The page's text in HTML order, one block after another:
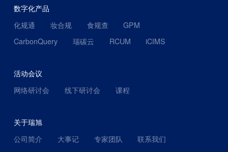
数字化产品
化规通
妆合规 食规查
GPM
CarbonQuery
瑞碳云 RCUM iCIMS
活动会议
网络研讨会
线下研讨会 课程
关于瑞旭
公司简介
大事记 专家团队
联系我们